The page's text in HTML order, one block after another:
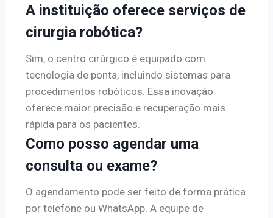
A instituição oferece serviços de
cirurgia robótica?
Sim, o centro cirúrgico é equipado com
tecnologia de ponta, incluindo sistemas para
procedimentos robóticos. Essa inovação
oferece maior precisão e recuperação mais
rápida para os pacientes.
Como posso agendar uma
consulta ou exame?
O agendamento pode ser feito de forma prática
por telefone ou WhatsApp. A equipe de